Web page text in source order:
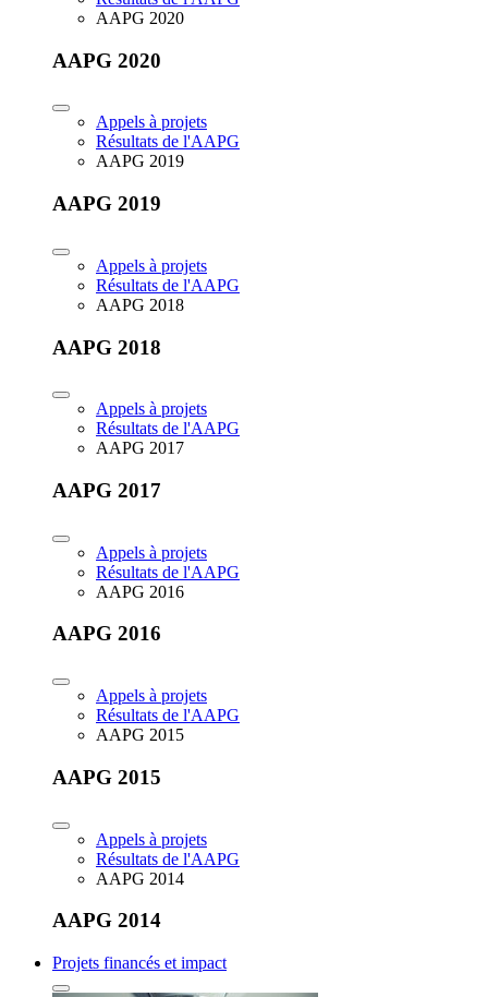
AAPG 2020
AAPG 2020
Appels à projets
Résultats de l'AAPG
AAPG 2019
AAPG 2019
Appels à projets
Résultats de l'AAPG
AAPG 2018
AAPG 2018
Appels à projets
Résultats de l'AAPG
AAPG 2017
AAPG 2017
Appels à projets
Résultats de l'AAPG
AAPG 2016
AAPG 2016
Appels à projets
Résultats de l'AAPG
AAPG 2015
AAPG 2015
Appels à projets
Résultats de l'AAPG
AAPG 2014
AAPG 2014
Projets financés et impact